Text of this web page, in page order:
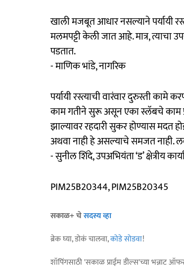
खाली मजबूत आधार नसल्याने पर्यायी
मलमपट्टी केली जात आहे. मात्र, त्याचा
पडतात.
- माणिक भांडे, नागरिक
पर्यायी रस्त्याची वारंवार दुरुस्ती
काम गतीने सुरू असून एका स्लॅबचे काम
झाल्यावर रहदारी सुकर होण्यास
अथवा नाही हे असल्याचे समजत नाही.
- सुनील शिंदे, उपअभियंता ‘ड’ क्षेत्रीय
PIM25B20344, PIM25B20345
सकाळ+ चेसदस्य व्हा
ब्रेक घ्या, डोकं चालवा,कोडे सोडवा!
शॉपिंगसाठी 'सकाळ प्राईम डील्स'च्या भन्नाट